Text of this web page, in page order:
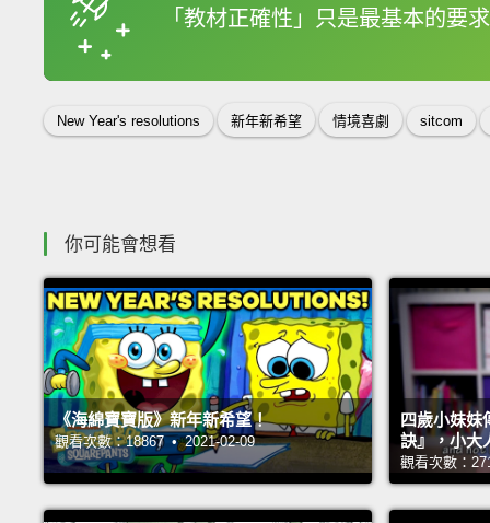
「教材正確性」只是最基本的要求
New Year's resolutions 新年新希望 情境喜劇 sitcom
你可能會想看
《海綿寶寶版》新年新希望！
觀看次數：18867 • 2021-02-09
四歲小妹妹
訣』，小大
觀看次數：